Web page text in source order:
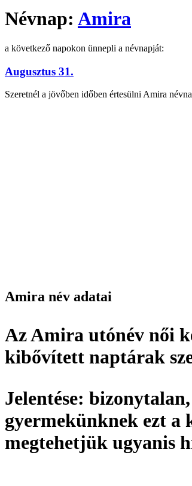
Névnap: Amira
a következő napokon ünnepli a névnapját:
Augusztus 31.
Szeretnél a jövőben időben értesülni Amira
Amira név adatai
Az Amira utónév női
kibővített naptárak
Jelentése: bizonytalan,
gyermekünknek ezt a
megtehetjük ugyanis